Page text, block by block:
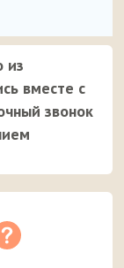
из
вместе с
звонок